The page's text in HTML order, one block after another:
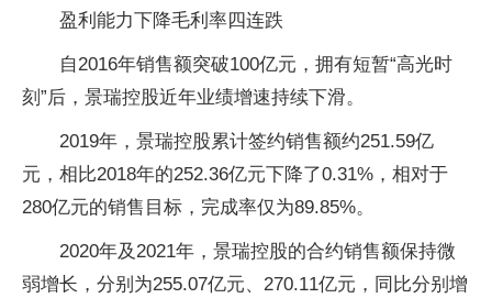
盈利能力下降毛利率四连跌
自2016年销售额突破100亿元，拥有短暂“高光时
刻”后，景瑞控股近年业绩增速持续下滑。
2019年，景瑞控股累计签约销售额约251.59亿
元，相比2018年的252.36亿元下降了0.31%，相对于
280亿元的销售目标，完成率仅为89.85%。
2020年及2021年，景瑞控股的合约销售额保持微
弱增长，分别为255.07亿元、270.11亿元，同比分别增